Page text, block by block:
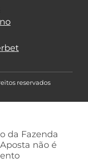
reservados
da Fazenda
não é